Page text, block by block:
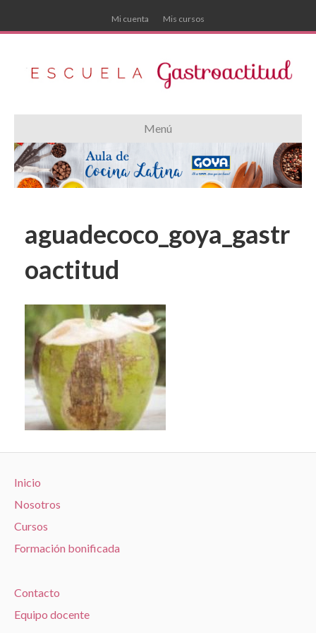
Mi cuenta Mis cursos
Menú
aguadecoco_goya_gastr
oactitud
Inicio
Nosotros
Cursos
Formación bonificada
Contacto
Equipo docente